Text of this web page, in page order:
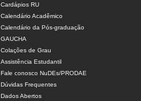
Cardápios RU
Calendário Acadêmico
Calendário da Pós-graduação
GAUCHA
Colações de Grau
Assistência Estudantil
Fale conosco NuDEs/PRODAE
Dúvidas Frequentes
Dados Abertos